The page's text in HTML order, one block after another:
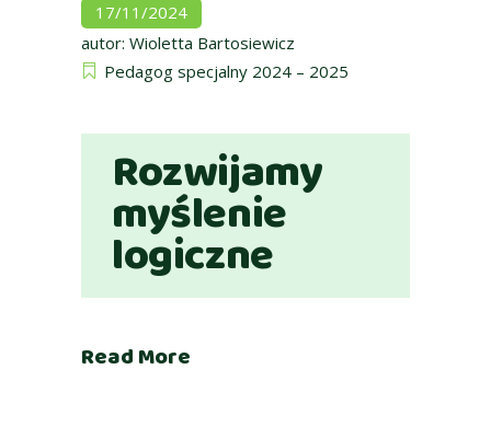
17/11/2024
autor: Wioletta Bartosiewicz
Pedagog specjalny 2024 – 2025
Rozwijamy
myślenie
logiczne
Read More